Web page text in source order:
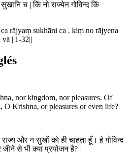
च | किं नो राज्येन गोविन्द किं
rājyaṃ sukhāni ca . kiṃ no rājyena
||1-32||
nor kingdom, nor pleasures. Of
O Krishna, or pleasures or even life?
और न सुखों को ही चाहता हूँ। हे गोविन्द
से भी क्या प्रयोजन है?।